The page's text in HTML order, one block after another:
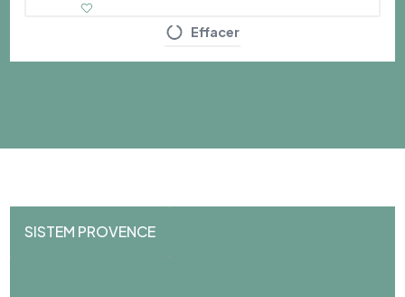
Effacer
SISTEM PROVENCE